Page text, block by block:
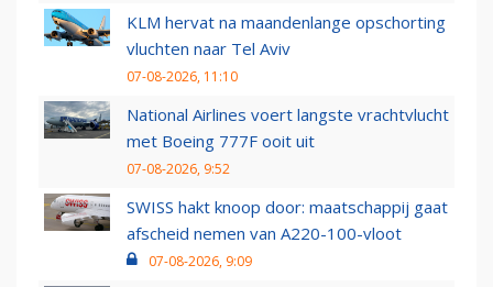
KLM hervat na maandenlange opschorting
vluchten naar Tel Aviv
07-08-2026, 11:10
National Airlines voert langste vrachtvlucht
met Boeing 777F ooit uit
07-08-2026, 9:52
SWISS hakt knoop door: maatschappij gaat
afscheid nemen van A220-100-vloot
07-08-2026, 9:09